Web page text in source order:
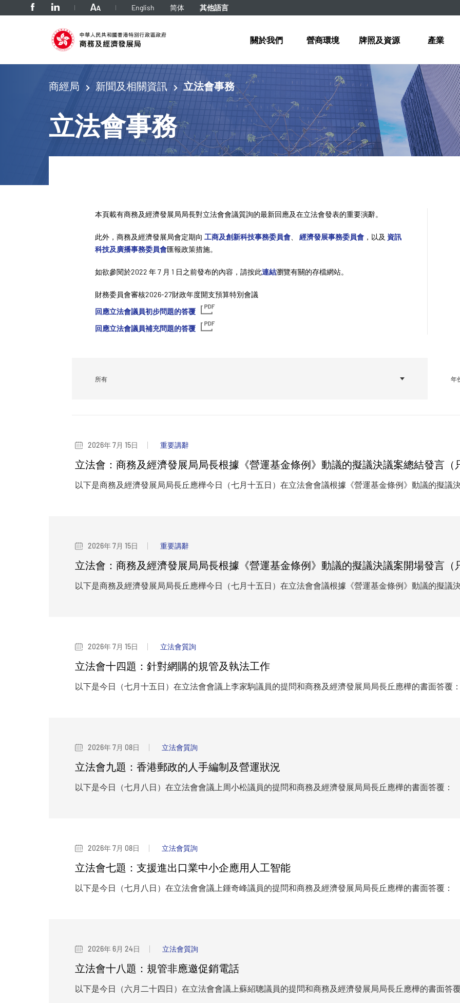
tab to navigate English 简体 其他語言
關於我們 營商環境 牌照及資源 產業
商經局 新聞及相關資訊 立法會事務
立法會事務
本頁載有商務及經濟發展局局長對立法會會議質詢的最新回應及在立法會發表的重要演辭。
此外，商務及經濟發展局會定期向 工商及創新科技事務委員會、 經濟發展事務委員會 ，以及 資訊
科技及廣播事務委員會匯報政策措施。
如欲參閱於2022 年 7 月 1 日之前發布的內容，請按此連結瀏覽有關的存檔網站。
財務委員會審核2026-27財政年度開支預算特別會議
回應立法會議員初步問題的答覆
回應立法會議員補充問題的答覆
Category
2026年 7月 15日 重要講辭
立法會：商務及經濟發展局局長根據《營運基金條例》動議的擬議決議案總結發言（
以下是商務及經濟發展局局長丘應樺今日（七月十五日）在立法會會議根據《營運基金條例》動議的擬議
2026年 7月 15日 重要講辭
立法會：商務及經濟發展局局長根據《營運基金條例》動議的擬議決議案開場發言（
以下是商務及經濟發展局局長丘應樺今日（七月十五日）在立法會會議根據《營運基金條例》動議的擬議
2026年 7月 15日 立法會質詢
立法會十四題：針對網購的規管及執法工作
以下是今日（七月十五日）在立法會會議上李家駒議員的提問和商務及經濟發展局局長丘應樺的書面答覆
2026年 7月 08日 立法會質詢
立法會九題：香港郵政的人手編制及營運狀況
以下是今日（七月八日）在立法會會議上周小松議員的提問和商務及經濟發展局局長丘應樺的書面答覆：
2026年 7月 08日 立法會質詢
立法會七題：支援進出口業中小企應用人工智能
以下是今日（七月八日）在立法會會議上鍾奇峰議員的提問和商務及經濟發展局局長丘應樺的書面答覆：
2026年 6月 24日 立法會質詢
立法會十八題：規管非應邀促銷電話
以下是今日（六月二十四日）在立法會會議上蘇紹聰議員的提問和商務及經濟發展局局長丘應樺的書面答